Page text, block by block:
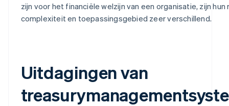
zijn voor het financiële welzijn van een organisatie, zijn hun
complexiteit en toepassingsgebied zeer verschillend.
Uitdagingen van